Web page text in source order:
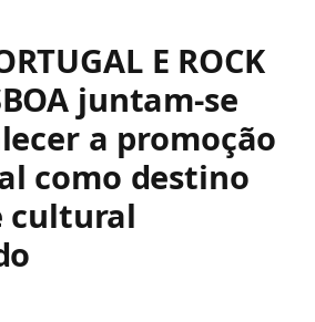
E ROCK
juntam-se
a promoção
como destino
cultural